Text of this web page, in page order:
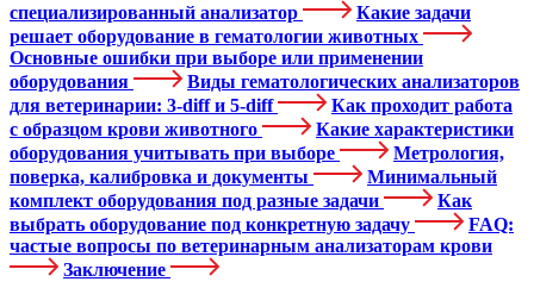
специализированный анализатор
Какие задачи
решает оборудование в гематологии животных
Основные ошибки при выборе или применении
оборудования
Виды гематологических анализаторов
для ветеринарии: 3-diff и 5-diff
Как проходит работа
с образцом крови животного
Какие характеристики
оборудования учитывать при выборе
Метрология,
поверка, калибровка и документы
Минимальный
комплект оборудования под разные задачи
Как
выбрать оборудование под конкретную задачу
FAQ:
частые вопросы по ветеринарным анализаторам крови
Заключение